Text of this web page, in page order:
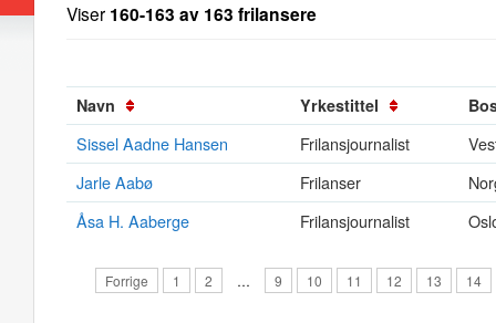
Viser 160-163 av 163 frilansere
Navn Yrkestittel
Sissel Aadne Hansen Frilansjournalist
Jarle Aabø
Frilanser
Åsa H. Aaberge
Frilansjournalist
Forrige 1 2 … 9 10 11 12 13 14